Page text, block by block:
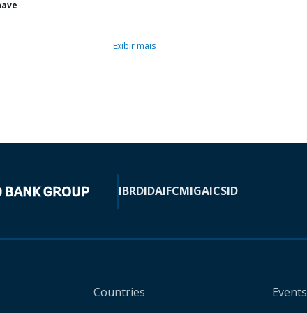
Exibir mais
IBRDIDAIFCMIGAICSID
Countries Events